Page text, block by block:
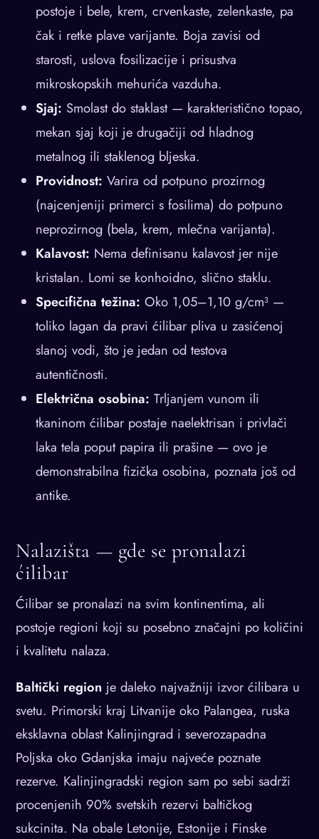
postoje i bele, krem, crvenkaste, zelenkaste, pa
čak i retke plave varijante. Boja zavisi od
starosti, uslova fosilizacije i prisustva
mikroskopskih mehurića vazduha.
Sjaj: Smolast do staklast — karakteristično topao,
mekan sjaj koji je drugačiji od hladnog
metalnog ili staklenog bljeska.
Providnost: Varira od potpuno prozirnog
(najcenjeniji primerci s fosilima) do potpuno
neprozirnog (bela, krem, mlečna varijanta).
Kalavost: Nema definisanu kalavost jer nije
kristalan. Lomi se konhoidno, slično staklu.
Specifična težina: Oko 1,05–1,10 g/cm³ —
toliko lagan da pravi ćilibar pliva u zasićenoj
slanoj vodi, što je jedan od testova
autentičnosti.
Električna osobina: Trljanjem vunom ili
tkaninom ćilibar postaje naelektrisan i privlači
laka tela poput papira ili prašine — ovo je
demonstrabilna fizička osobina, poznata još od
antike.
Nalazišta — gde se pronalazi
ćilibar
Ćilibar se pronalazi na svim kontinentima, ali
postoje regioni koji su posebno značajni po količini
i kvalitetu nalaza.
Baltički region je daleko najvažniji izvor ćilibara u
svetu. Primorski kraj Litvanije oko Palangea, ruska
eksklavna oblast Kalinjingrad i severozapadna
Poljska oko Gdanjska imaju najveće poznate
rezerve. Kalinjingradski region sam po sebi sadrži
procenjenih 90% svetskih rezervi baltičkog
sukcinita. Na obale Letonije, Estonije i Finske